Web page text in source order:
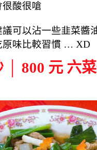
酸很嗆
可以沾一些韭菜醬
原味比較習慣 … XD
│ 800 元 六